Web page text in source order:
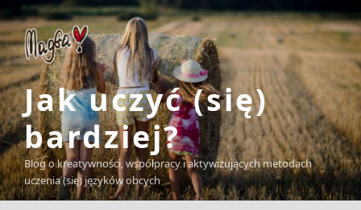
to
content
Jak uczyć (się)
bardziej?
Blog o kreatywności, współpracy i aktywizujących metodach
uczenia (się) języków obcych